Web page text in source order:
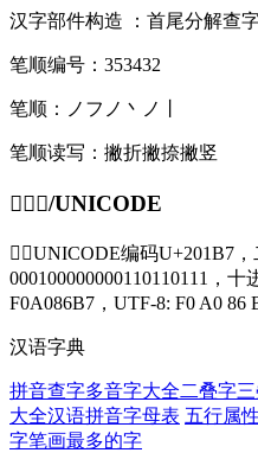
汉字部件构造 ： 首尾分解查字
笔顺编号： 353432
笔顺： ノフノ丶ノ丨
笔顺读写： 撇折撇捺撇竖
𠆷编码/UNICODE
𠆷字UNICODE编码U+201B7
000100000000110110111，十
F0A086B7，UTF-8: F0 A0 86
汉语字典
拼音查字多音字大全二叠字
大全汉语拼音字母表 五行属
字笔画最多的字